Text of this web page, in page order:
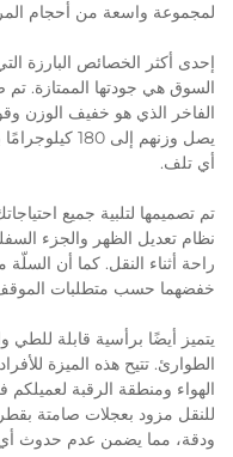
لمجموعة واسعة من أحجام
إحدى أكثر الخصائص البارزة
السوق هي جودتها الممتازة. تم
الفاخر الذي هو خفيف الوزن
يصل وزنهم
أي تلف.
تم تصميمها لتلبية جميع
نظام تعديل الظهر والجزء
راحة أثناء النقل. كما أن السلّة
خفضهما حسب متطلبات
يتميز أيضًا برأسية قابلة للطي
الطوارئ. تتيح هذه الميزة
الهواء ومنطقة الرقبة
للنقل مزود بعجلات صامتة
ودقة، مما يضمن عدم حدوث أي